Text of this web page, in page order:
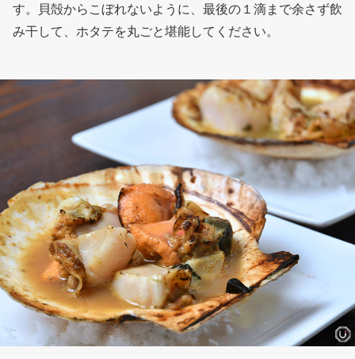
す。貝殻からこぼれないように、最後の１滴まで余さず飲
み干して、ホタテを丸ごと堪能してください。